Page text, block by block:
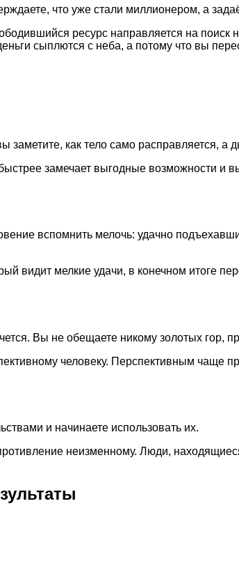
что уже стали миллионером, а
ресурс направляется на
сыплются с неба, а потому что вы
как тело само расправляется, а
замечает выгодные возможности
вспомнить мелочь: удачно
видит мелкие удачи, в конечном итоге
Вы не обещаете никому золотых гор,
человеку. Перспективным чаще
и начинаете использовать их.
неизменному. Люди,